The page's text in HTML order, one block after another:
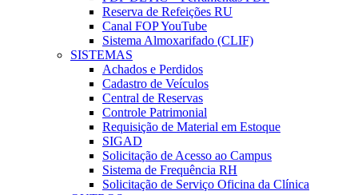
Reserva de Refeições RU
Canal FOP YouTube
Sistema Almoxarifado (CLIF)
SISTEMAS
Achados e Perdidos
Cadastro de Veículos
Central de Reservas
Controle Patrimonial
Requisição de Material em Estoque
SIGAD
Solicitação de Acesso ao Campus
Sistema de Frequência RH
Solicitação de Serviço Oficina da Clínica